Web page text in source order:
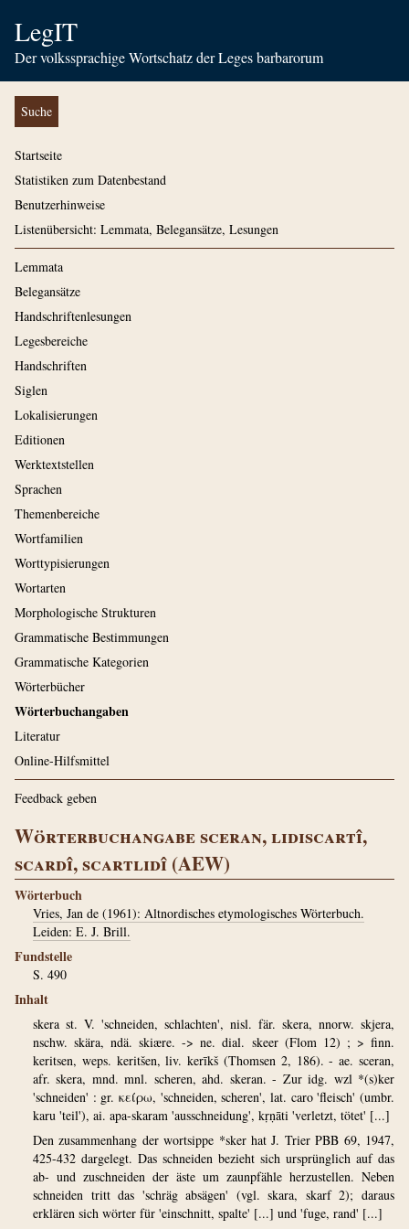
LegIT
Der volkssprachige Wortschatz der Leges barbarorum
Suche
Startseite
Statistiken zum Datenbestand
Benutzerhinweise
Listenübersicht: Lemmata, Belegansätze, Lesungen
Lemmata
Belegansätze
Handschriftenlesungen
Legesbereiche
Handschriften
Siglen
Lokalisierungen
Editionen
Werktextstellen
Sprachen
Themenbereiche
Wortfamilien
Worttypisierungen
Wortarten
Morphologische Strukturen
Grammatische Bestimmungen
Grammatische Kategorien
Wörterbücher
Wörterbuchangaben
Literatur
Online-Hilfsmittel
Feedback geben
Wörterbuchangabe sceran, lidiscartî,
scardî, scartlidî (AEW)
Wörterbuch
Vries, Jan de (1961): Altnordisches etymologisches Wörterbuch.
Leiden: E. J. Brill.
Fundstelle
S. 490
Inhalt
skera st. V. 'schneiden, schlachten', nisl. fär. skera, nnorw. skjera,
nschw. skära, ndä. skiære. -> ne. dial. skeer (Flom 12) ; > finn.
keritsen, weps. keritšen, liv. kerīkš (Thomsen 2, 186). - ae. sceran,
afr. skera, mnd. mnl. scheren, ahd. skeran. - Zur idg. wzl *(s)ker
'schneiden' : gr. κείρω, 'schneiden, scheren', lat. caro 'fleisch' (umbr.
karu 'teil'), ai. apa-skaram 'ausschneidung', kṛṇāti 'verletzt, tötet' [...]
Den zusammenhang der wortsippe *sker hat J. Trier PBB 69, 1947,
425-432 dargelegt. Das schneiden bezieht sich ursprünglich auf das
ab- und zuschneiden der äste um zaunpfähle herzustellen. Neben
schneiden tritt das 'schräg absägen' (vgl. skara, skarf 2); daraus
erklären sich wörter für 'einschnitt, spalte' [...] und 'fuge, rand' [...]